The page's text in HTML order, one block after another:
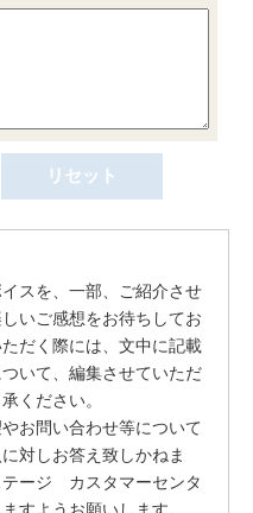
スを、一部、ご紹介させ
いご感想をお待ちしてお
だく際には、文中に記載
いて、編集させていただ
ください。
お問い合わせ等について
対しお答え致しかねま
テージ カスタマーセンタ
すようお願いします。